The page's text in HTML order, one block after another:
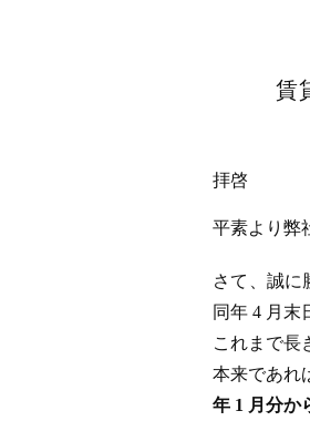
賃
拝啓
平素より弊
さて、誠に
同年 4 月末
これまで長
本来であれ
年 1 月分か